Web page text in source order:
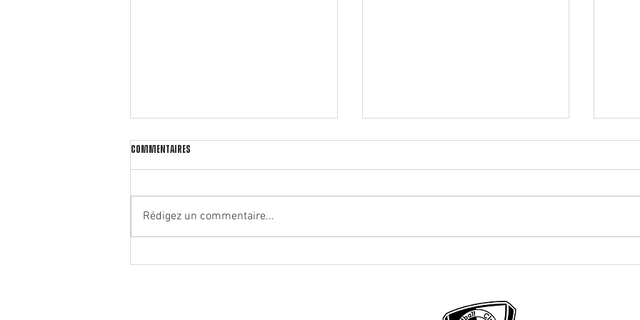
Commentaires
Rédigez un commentaire...